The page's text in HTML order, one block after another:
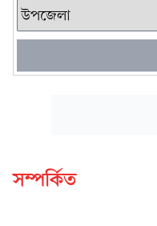
সম্পর্কিত